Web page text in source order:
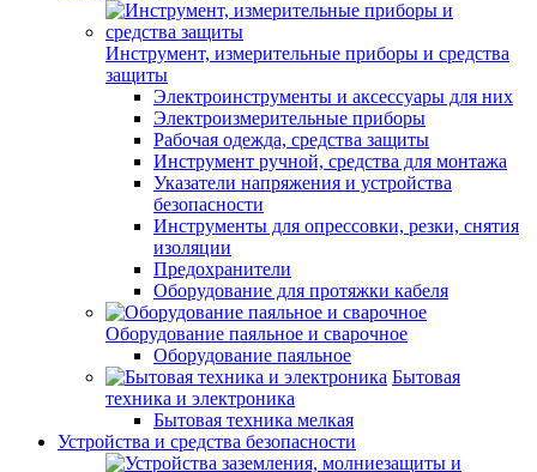
Инструмент, измерительные приборы и средства
защиты
Электроинструменты и аксессуары для них
Электроизмерительные приборы
Рабочая одежда, средства защиты
Инструмент ручной, средства для монтажа
Указатели напряжения и устройства
безопасности
Инструменты для опрессовки, резки, снятия
изоляции
Предохранители
Оборудование для протяжки кабеля
Оборудование паяльное и сварочное
Оборудование паяльное
Бытовая
техника и электроника
Бытовая техника мелкая
Устройства и средства безопасности